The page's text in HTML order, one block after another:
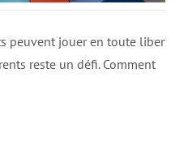
peuvent jouer en toute liberté
reste un défi. Comment